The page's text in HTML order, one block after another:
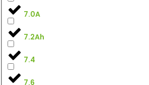
7.0A
7.2Ah
7.4
7.6